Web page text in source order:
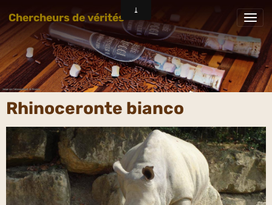
Chercheurs de vérités
Rhinoceronte bianco